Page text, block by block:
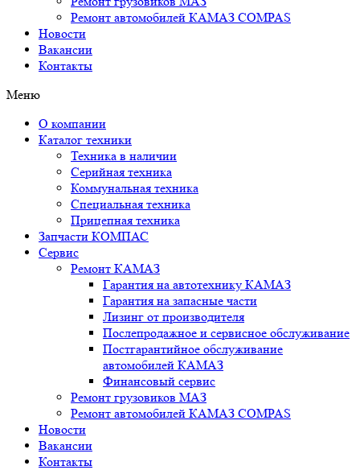
Ремонт автомобилей КАМАЗ COMPAS
Новости
Вакансии
Контакты
Меню
О компании
Каталог техники
Техника в наличии
Серийная техника
Коммунальная техника
Специальная техника
Прицепная техника
Запчасти КОМПАС
Сервис
Ремонт КАМАЗ
Гарантия на автотехнику КАМАЗ
Гарантия на запасные части
Лизинг от производителя
Послепродажное и сервисное обслуживание
Постгарантийное обслуживание
автомобилей КАМАЗ
Финансовый сервис
Ремонт грузовиков МАЗ
Ремонт автомобилей КАМАЗ COMPAS
Новости
Вакансии
Контакты